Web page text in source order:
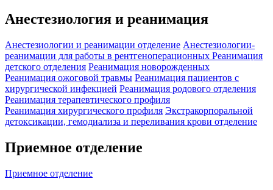
Анестезиология и реанимация
Анестезиологии и реанимации отделение Анестезиологии-
реанимации для работы в рентгеноперационных Реанимация
детского отделения Реанимация новорожденных
Реанимация ожоговой травмы Реанимация пациентов с
хирургической инфекцией Реанимация родового отделения
Реанимация терапевтического профиля
Реанимация хирургического профиля Экстракорпоральной
детоксикации, гемодиализа и переливания крови отделение
Приемное отделение
Приемное отделение